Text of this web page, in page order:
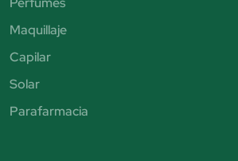
Maquillaje
Capilar
Solar
Parafarmacia